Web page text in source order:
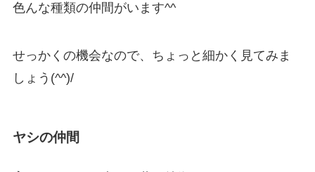
色んな種類の仲間がいます^^
せっかくの機会なので、ちょっと細かく見てみま
しょう(^^)/
ヤシの仲間